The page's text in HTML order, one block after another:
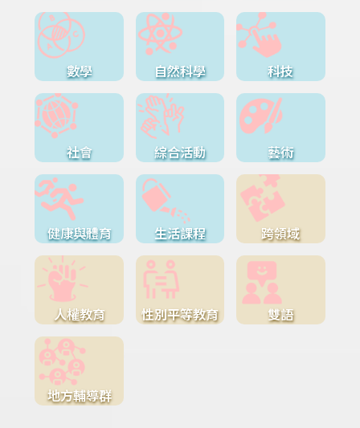
數學 自然科學 科技
社會 綜合活動 藝術
健康與體育 生活課程 跨領域
人權教育 性別平等教育 雙語
地方輔導群